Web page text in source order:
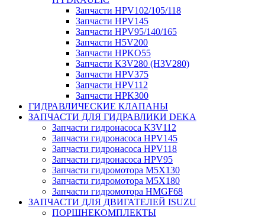
Запчасти HPV102/105/118
Запчасти HPV145
Запчасти HPV95/140/165
Запчасти H5V200
Запчасти HPKO55
Запчасти K3V280 (H3V280)
Запчасти HPV375
Запчасти HPV112
Запчасти HPK300
ГИДРАВЛИЧЕСКИЕ КЛАПАНЫ
ЗАПЧАСТИ ДЛЯ ГИДРАВЛИКИ DEKA
Запчасти гидронасоса K3V112
Запчасти гидронасоса HPV145
Запчасти гидронасоса HPV118
Запчасти гидронасоса HPV95
Запчасти гидромотора M5X130
Запчасти гидромотора M5X180
Запчасти гидромотора HMGF68
ЗАПЧАСТИ ДЛЯ ДВИГАТЕЛЕЙ ISUZU
ПОРШНЕКОМПЛЕКТЫ